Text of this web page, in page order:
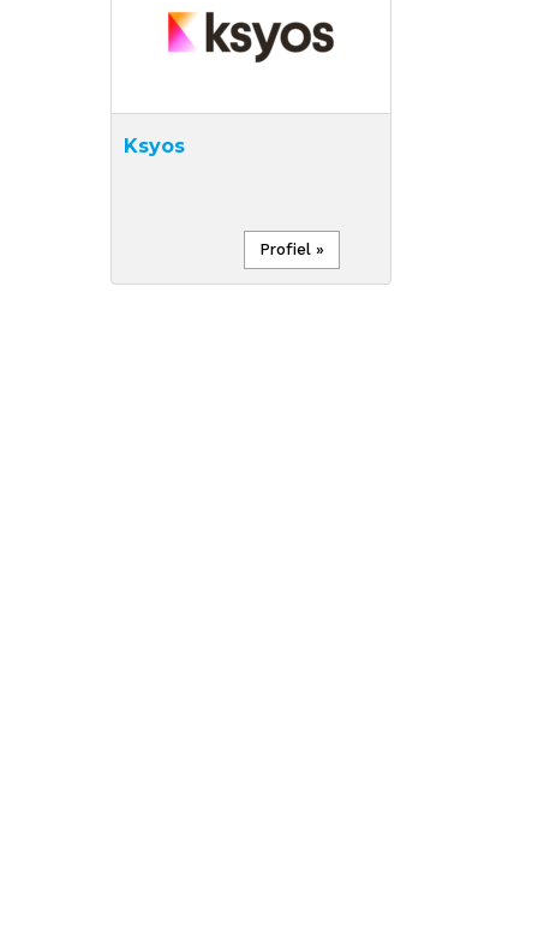
Ksyos
Profiel »